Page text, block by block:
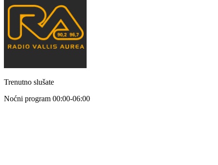
Trenutno slušate
Noćni program 00:00-06:00